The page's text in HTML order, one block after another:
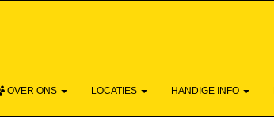
OVER ONS LOCATIES HANDIGE INFO